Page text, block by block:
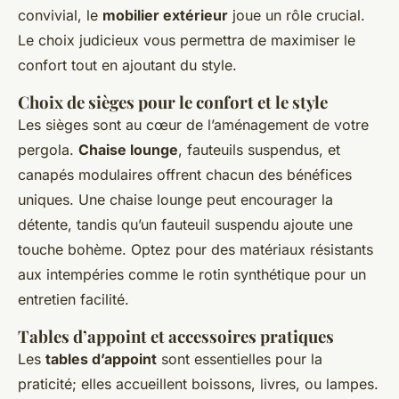
convivial, le mobilier extérieur joue un rôle crucial.
Le choix judicieux vous permettra de maximiser le
confort tout en ajoutant du style.
Choix de sièges pour le confort et le style
Les sièges sont au cœur de l’aménagement de votre
pergola. Chaise lounge, fauteuils suspendus, et
canapés modulaires offrent chacun des bénéfices
uniques. Une chaise lounge peut encourager la
détente, tandis qu’un fauteuil suspendu ajoute une
touche bohème. Optez pour des matériaux résistants
aux intempéries comme le rotin synthétique pour un
entretien facilité.
Tables d’appoint et accessoires pratiques
Les tables d’appoint sont essentielles pour la
praticité; elles accueillent boissons, livres, ou lampes.